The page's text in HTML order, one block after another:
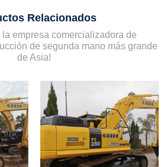
Relacionados
la empresa comercializadora de
de segunda mano más grande
de Asia!